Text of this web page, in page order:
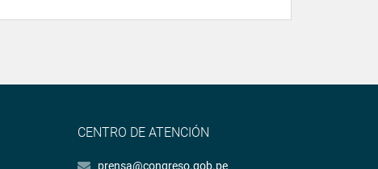
CENTRO DE ATENCIÓN
prensa@congreso.gob.pe